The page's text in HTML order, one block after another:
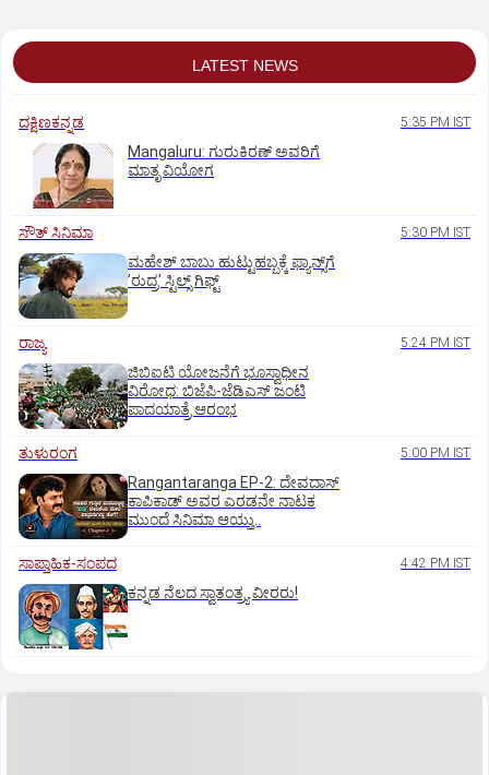
LATEST NEWS
ದಕ್ಷಿಣಕನ್ನಡ 5:35 PM IST
Mangaluru: ಗುರುಕಿರಣ್ ಅವರಿಗೆ
ಮಾತೃ ವಿಯೋಗ
ಸೌತ್‌ ಸಿನಿಮಾ 5:30 PM IST
ಮಹೇಶ್‌ ಬಾಬು ಹುಟ್ಟುಹಬ್ಬಕ್ಕೆ ಫ್ಯಾನ್ಸ್‌ಗೆ
ʼರುದ್ರʼ ಸ್ಟಿಲ್ಸ್‌ ಗಿಫ್ಟ್
ರಾಜ್ಯ 5:24 PM IST
ಜಿಬಿಐಟಿ ಯೋಜನೆಗೆ ಭೂಸ್ವಾಧೀನ
ವಿರೋಧ: ಬಿಜೆಪಿ-ಜೆಡಿಎಸ್‌ ಜಂಟಿ
ಪಾದಯಾತ್ರೆ ಆರಂಭ
ತುಳುರಂಗ 5:00 PM IST
Rangantaranga EP-2: ದೇವದಾಸ್
ಕಾಪಿಕಾಡ್‌ ಅವರ ಎರಡನೇ ನಾಟಕ
ಮುಂದೆ ಸಿನಿಮಾ ಆಯ್ತು..
ಸಾಪ್ತಾಹಿಕ-ಸಂಪದ 4:42 PM IST
ಕನ್ನಡ ನೆಲದ ಸ್ವಾತಂತ್ರ್ಯ ವೀರರು!